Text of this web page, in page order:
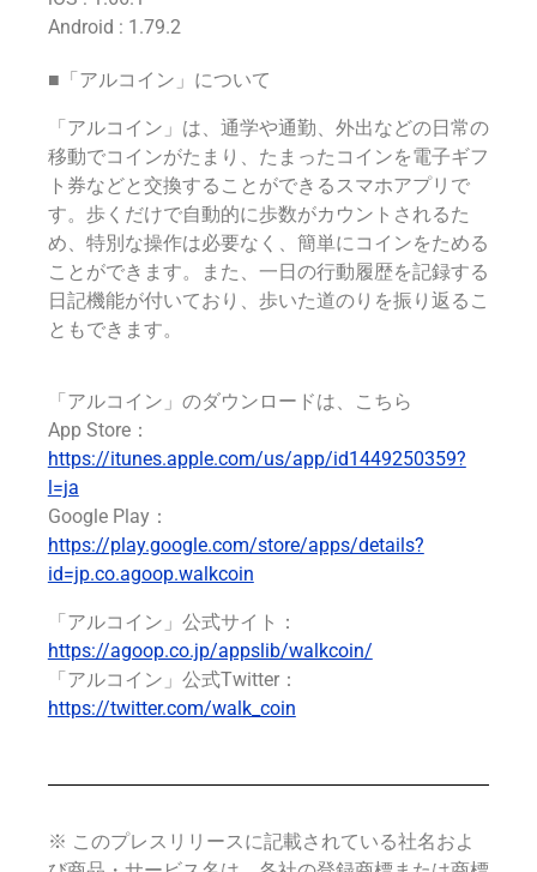
Android : 1.79.2
■「アルコイン」について
「アルコイン」は、通学や通勤、外出などの日常の
移動でコインがたまり、たまったコインを電子ギフ
ト券などと交換することができるスマホアプリで
す。歩くだけで自動的に歩数がカウントされるた
め、特別な操作は必要なく、簡単にコインをためる
ことができます。また、一日の行動履歴を記録する
日記機能が付いており、歩いた道のりを振り返るこ
ともできます。
「アルコイン」のダウンロードは、こちら
App Store：
https://itunes.apple.com/us/app/id1449250359?
l=ja
Google Play：
https://play.google.com/store/apps/details?
id=jp.co.agoop.walkcoin
「アルコイン」公式サイト：
https://agoop.co.jp/appslib/walkcoin/
「アルコイン」公式Twitter：
https://twitter.com/walk_coin
※ このプレスリリースに記載されている社名およ